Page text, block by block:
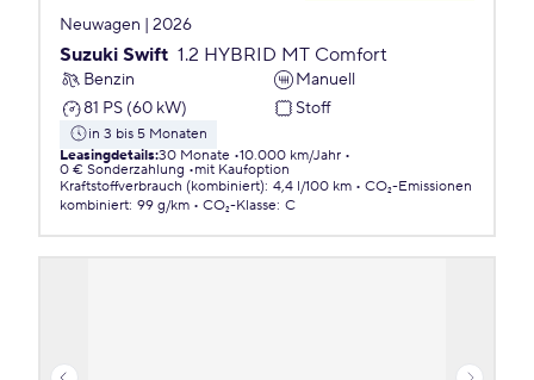
Neuwagen | 2026
Suzuki Swift 1.2 HYBRID MT Comfort
Benzin
Manuell
81 PS (60 kW)
Stoff
in 3 bis 5 Monaten
Leasingdetails:30 Monate 10.000 km/Jahr
0 € Sonderzahlung
mit Kaufoption
Kraftstoffverbrauch (kombiniert): 4,4 l/100 km
CO₂-Emissionen
kombiniert: 99 g/km CO₂-Klasse: C